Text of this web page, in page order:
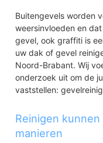
Buitengevels worden
weersinvloeden en
gevel, ook graffiti is
uw dak of gevel
Noord-Brabant. Wij
onderzoek uit om de
vaststellen:
Reinigen
manieren